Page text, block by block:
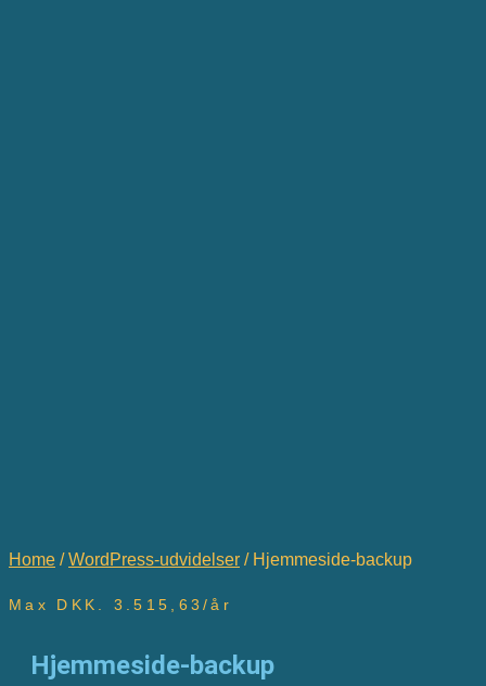
Home /WordPress-udvidelser / Hjemmeside-backup
Max DKK. 3.515,63/år
Hjemmeside-backup